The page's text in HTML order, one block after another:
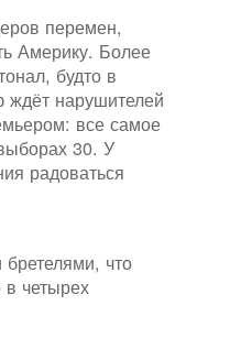
перемен,
Америку. Более
будто в
нарушителей
все самое
30. У
радоваться
что
в четырех